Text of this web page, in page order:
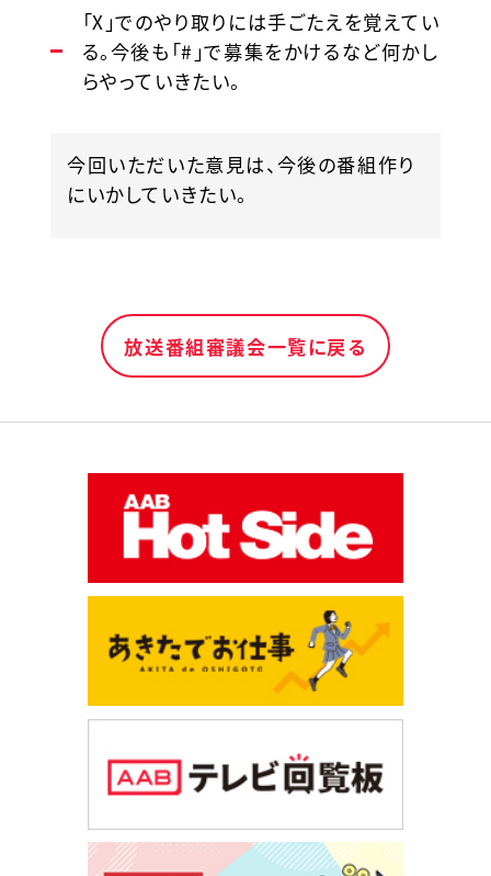
「X」でのやり取りには手ごたえを覚えてい
る。今後も「#」で募集をかけるなど何かし
らやっていきたい。
今回いただいた意見は、今後の番組作り
にいかしていきたい。
放送番組審議会一覧に戻る